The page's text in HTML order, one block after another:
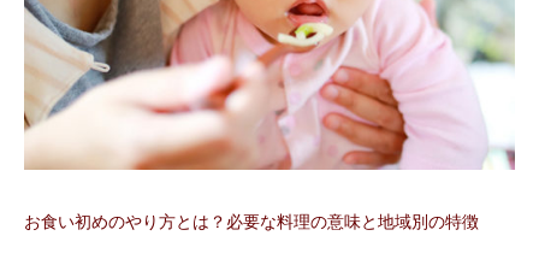
お食い初めのやり方とは？必要な料理の意味と地域別の特徴